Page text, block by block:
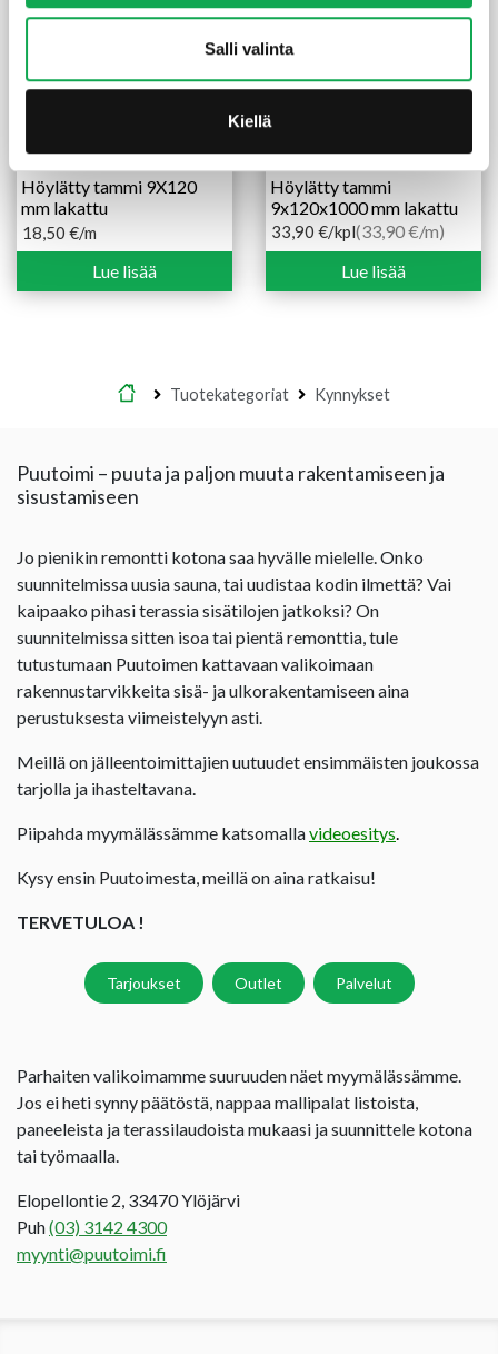
Salli valinta
Kiellä
Höylätty tammi 9X120
mm lakattu
18,50 €/m
Lue lisää
Höylätty tammi
9x120x1000 mm lakattu
33,90 €/kpl(33,90 €/m)
Lue lisää
Etusivu
Tuotekategoriat Kynnykset
Puutoimi – puuta ja paljon muuta rakentamiseen ja
sisustamiseen
Jo pienikin remontti kotona saa hyvälle mielelle. Onko
suunnitelmissa uusia sauna, tai uudistaa kodin ilmettä? Vai
kaipaako pihasi terassia sisätilojen jatkoksi? On
suunnitelmissa sitten isoa tai pientä remonttia, tule
tutustumaan Puutoimen kattavaan valikoimaan
rakennustarvikkeita sisä- ja ulkorakentamiseen aina
perustuksesta viimeistelyyn asti.
Meillä on jälleentoimittajien uutuudet ensimmäisten joukossa
tarjolla ja ihasteltavana.
Piipahda myymälässämme katsomallavideoesitys
Kysy ensin Puutoimesta, meillä on aina ratkaisu!
TERVETULOA !
Tarjoukset Outlet Palvelut
Parhaiten valikoimamme suuruuden näet myymälässämme.
Jos ei heti synny päätöstä, nappaa mallipalat listoista,
paneeleista ja terassilaudoista mukaasi ja suunnittele kotona
tai työmaalla.
Elopellontie 2, 33470 Ylöjärvi
Puh(03) 3142 4300
myynti@puutoimi.fi